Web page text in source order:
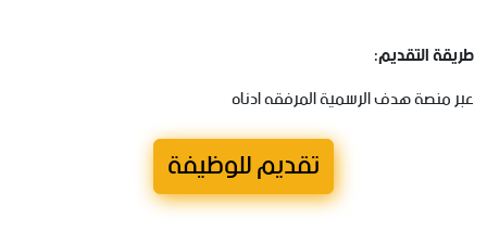
طريقةالتقديم:
عبرمنصةهدفالرسميةالمرفقهادناه
تقديم للوظيفة